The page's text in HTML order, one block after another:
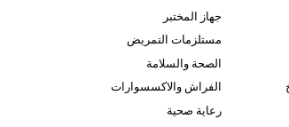
جهاز المختبر
مستلزمات التمريض
الصحة والسلامة
الفراش والاكسسوارات
رعاية صحية